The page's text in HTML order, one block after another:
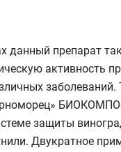
данный препарат
активность
заболеваний.
защиты
Двукратное